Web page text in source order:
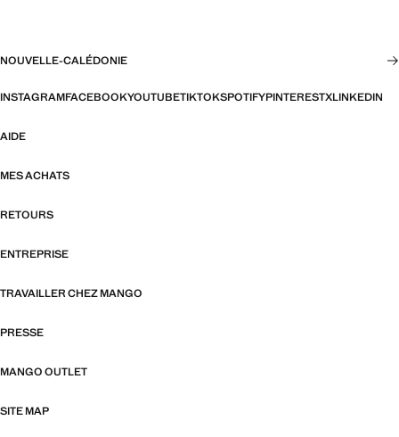
NOUVELLE-CALÉDONIE
INSTAGRAMFACEBOOKYOUTUBETIKTOKSPOTIFYPINTERESTXLINKEDIN
AIDE
MES ACHATS
RETOURS
ENTREPRISE
TRAVAILLER CHEZ MANGO
PRESSE
MANGO OUTLET
SITE MAP